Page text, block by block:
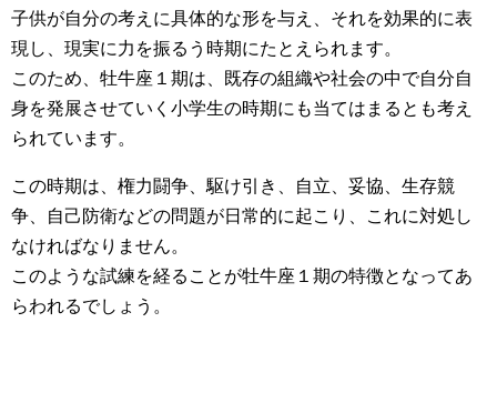
子供が自分の考えに具体的な形を与え、それを効果的に表
現し、現実に力を振るう時期にたとえられます。
このため、牡牛座１期は、既存の組織や社会の中で自分自
身を発展させていく小学生の時期にも当てはまるとも考え
られています。
この時期は、権力闘争、駆け引き、自立、妥協、生存競
争、自己防衛などの問題が日常的に起こり、これに対処し
なければなりません。
このような試練を経ることが牡牛座１期の特徴となってあ
らわれるでしょう。